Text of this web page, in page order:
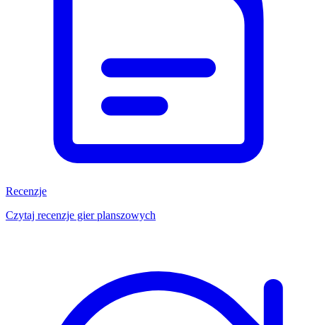
Recenzje
Czytaj recenzje gier planszowych